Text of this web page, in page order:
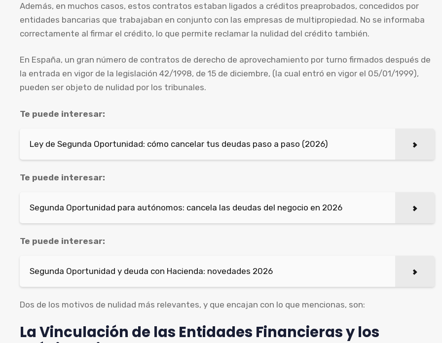
Además, en muchos casos, estos contratos estaban ligados a créditos preaprobados, concedidos por
entidades bancarias que trabajaban en conjunto con las empresas de multipropiedad. No se informaba
correctamente al firmar el crédito, lo que permite reclamar la nulidad del crédito también.
En España, un gran número de contratos de derecho de aprovechamiento por turno firmados después de
la entrada en vigor de la legislación 42/1998, de 15 de diciembre, (la cual entró en vigor el 05/01/1999),
pueden ser objeto de nulidad por los tribunales.
Te puede interesar:
Ley de Segunda Oportunidad: cómo cancelar tus deudas paso a paso (2026)
Te puede interesar:
Segunda Oportunidad para autónomos: cancela las deudas del negocio en 2026
Te puede interesar:
Segunda Oportunidad y deuda con Hacienda: novedades 2026
Dos de los motivos de nulidad más relevantes, y que encajan con lo que mencionas, son:
La Vinculación de las Entidades Financieras y los